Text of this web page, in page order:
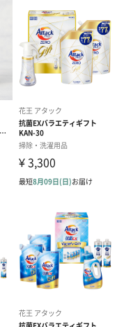
を最大化しました。
ます。
日の家事を楽にした
もちろん、法要やお
を伝えるお見舞い返